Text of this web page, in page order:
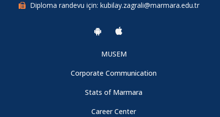
Uygulamalar" Semineri: 25 Kasım Pazartesi 13:00
04.01.2018
TÜBİTAK PROJE BAŞARISI: Teknoloji Transfer Kapasitesinin
Diploma randevu için: kubilay.zagrali@marmara.edu.tr
MUSEM
Corporate Communication
Stats of Marmara
Career Center